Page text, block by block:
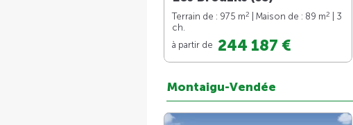
Terrain de : 975 m2 | Maison de : 89 m2
| 3
ch.
à partir de 244 187 €
Montaigu-Vendée